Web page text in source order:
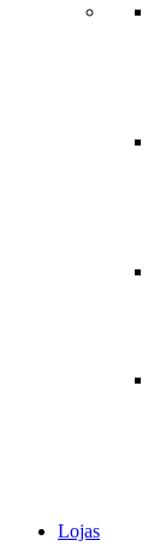
Lojas